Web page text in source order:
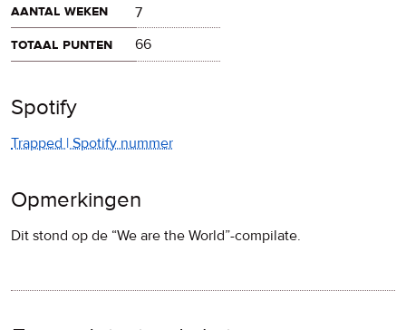
aantal weken
7
totaal punten
66
Spotify
Trapped | Spotify nummer
Opmerkingen
Dit stond op de “We are the World”-compilate.